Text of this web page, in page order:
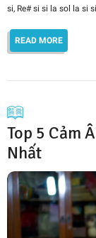
si, Re# si si la sol la si
READ MORE
Top 5 Cảm
Nhất